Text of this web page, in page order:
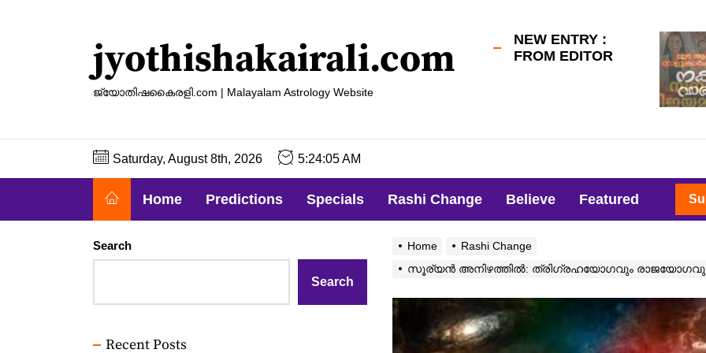
jyothishakairali.com
ജ്യോതിഷകൈരളി.com | Malayalam Astrology Website
NEW ENTRY :
FROM EDITOR
Saturday, August 8th, 2026 5:24:06 AM
Home Predictions Specials Rashi Change Believe Featured
Home
Rashi Change
സൂര്യൻ അനിഴത്തിൽ: ത്രിഗ്രഹയോഗവും രാജയോഗവും!
Search
Search
Recent Posts